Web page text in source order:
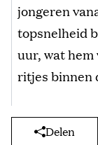
jongeren
topsnelheid
uur, wat
ritjes binnen
Delen